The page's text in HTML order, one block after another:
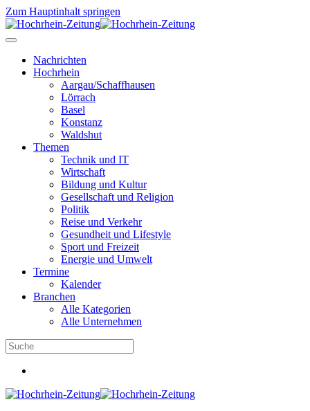
Zum Hauptinhalt springen
Nachrichten
Hochrhein
Aargau/Schaffhausen
Lörrach
Basel
Konstanz
Waldshut
Themen
Technik und IT
Wirtschaft
Bildung und Kultur
Gesellschaft und Religion
Politik
Reise und Verkehr
Gesundheit und Lifestyle
Sport und Freizeit
Energie und Umwelt
Termine
Kalender
Branchen
Alle Kategorien
Alle Unternehmen